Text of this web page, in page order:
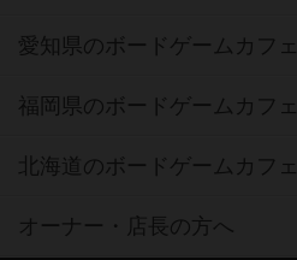
愛知県のボードゲームカフェ
福岡県のボードゲームカフェ
北海道のボードゲームカフェ
オーナー・店長の方へ